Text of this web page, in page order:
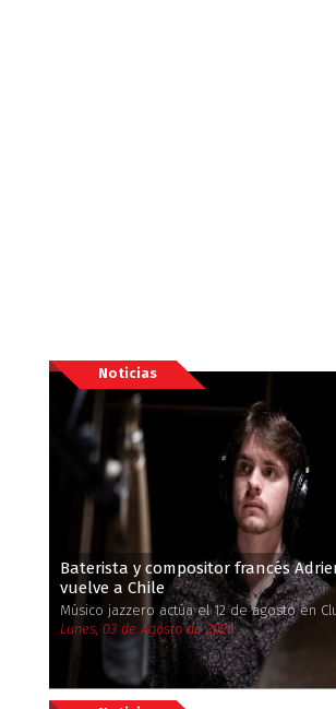
Noticias
Baterista y compositor francés
vuelve a Chile
Músico jazzero actúa el 12 de agosto en
Lunes, 03 de Agosto de 2026